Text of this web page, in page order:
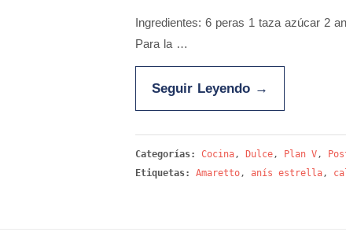
Ingredientes: 6 peras 1 taza azúcar 2
Para la …
Seguir Leyendo →
Categorías: Cocina , Dulce , Plan V ,
Etiquetas:
Amaretto , anís estrella ,